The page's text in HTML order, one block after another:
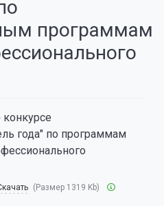
программам
года" по программам
(Размер 1319 Kb)